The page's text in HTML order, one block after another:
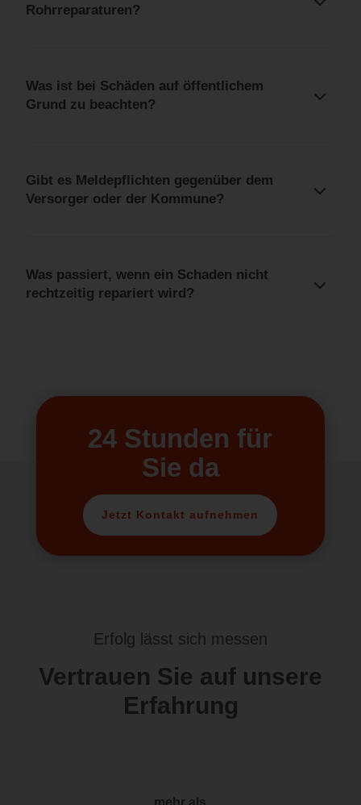
Rohrreparaturen?
Was ist bei Schäden auf öffentlichem
Grund zu beachten?
Gibt es Meldepflichten gegenüber dem
Versorger oder der Kommune?
Was passiert, wenn ein Schaden nicht
rechtzeitig repariert wird?
24 Stunden für
Sie da
Jetzt Kontakt aufnehmen
Erfolg lässt sich messen
Vertrauen Sie auf unsere
Erfahrung
mehr als